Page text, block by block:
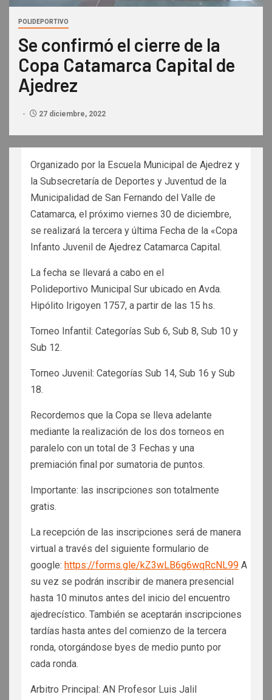
POLIDEPORTIVO
Se confirmó el cierre de la
Copa Catamarca Capital de
Ajedrez
27 diciembre, 2022
Organizado por la Escuela Municipal de Ajedrez y
la Subsecretaría de Deportes y Juventud de la
Municipalidad de San Fernando del Valle de
Catamarca, el próximo viernes 30 de diciembre,
se realizará la tercera y última Fecha de la «Copa
Infanto Juvenil de Ajedrez Catamarca Capital.
La fecha se llevará a cabo en el
Polideportivo Municipal Sur ubicado en Avda.
Hipólito Irigoyen 1757, a partir de las 15 hs.
Torneo Infantil: Categorías Sub 6, Sub 8, Sub 10 y
Sub 12.
Torneo Juvenil: Categorías Sub 14, Sub 16 y Sub
18.
Recordemos que la Copa se lleva adelante
mediante la realización de los dos torneos en
paralelo con un total de 3 Fechas y una
premiación final por sumatoria de puntos.
Importante: las inscripciones son totalmente
gratis.
La recepción de las inscripciones será de manera
virtual a través del siguiente formulario de
google: https://forms.gle/kZ3wLB6g6wqRcNL99 A
su vez se podrán inscribir de manera presencial
hasta 10 minutos antes del inicio del encuentro
ajedrecístico. También se aceptarán inscripciones
tardías hasta antes del comienzo de la tercera
ronda, otorgándose byes de medio punto por
cada ronda.
Arbitro Principal: AN Profesor Luis Jalil